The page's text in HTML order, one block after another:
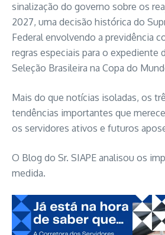
sinalização do governo sobre os
2027, uma decisão histórica do
Federal envolvendo a previdência
regras especiais para o expediente
Seleção Brasileira na Copa do
Mais do que notícias isoladas, os
tendências importantes que
os servidores ativos e futuros
O Blog do Sr. SIAPE analisou os
medida.